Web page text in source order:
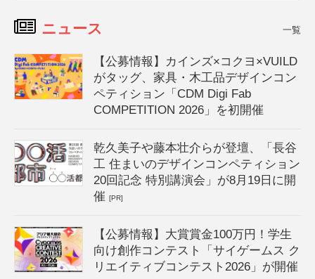
ニュース 一覧
【公募情報】カインズ×コクヨ×VUILD
がタッグ、家具・木工品デザインコン
ペティション「CDM Digi Fab
COMPETITION 2026」を初開催
乾久美子や藤本壮介らが登壇、「長谷
工 住まいのデザインコンペティション
20回記念 特別講演会」が8月19日に開
催[PR]
【公募情報】大賞賞金100万円！学生
向け創作コンテスト「サイゲームス ク
リエイティブコンテスト2026」が開催